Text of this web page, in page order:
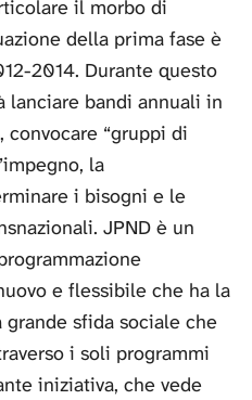
il morbo di
della prima fase è
2014. Durante questo
lanciare bandi annuali in
“gruppi di
la
i bisogni e le
JPND è un
e flessibile che ha la
sfida sociale che
i soli programmi
iniziativa, che vede